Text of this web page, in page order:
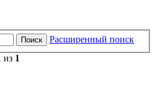
Поиск
Расширенный поиск
из 1